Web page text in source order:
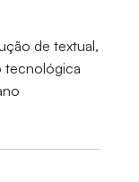
de textual,
tecnológica